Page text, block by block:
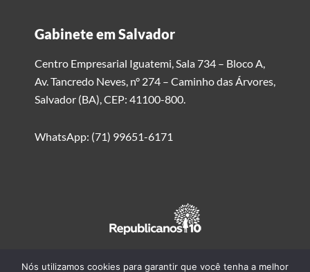
Gabinete em Salvador
Centro Empresarial Iguatemi, Sala 734 – Bloco A,
Av. Tancredo Neves, n° 274 – Caminho das Árvores,
Salvador (BA), CEP: 41100-800.
WhatsApp: (71) 99651-6171
Nós utilizamos cookies para garantir que você tenha a melhor